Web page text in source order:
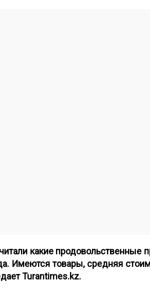
какие продовольственные
Имеются товары, средняя
Turantimes.kz.